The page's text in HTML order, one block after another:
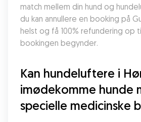
match mellem din hund og
du kan annullere en booking på
helst og få 100% refundering op
bookingen begynder.
Kan hundeluftere i
imødekomme hunde
specielle medicinske